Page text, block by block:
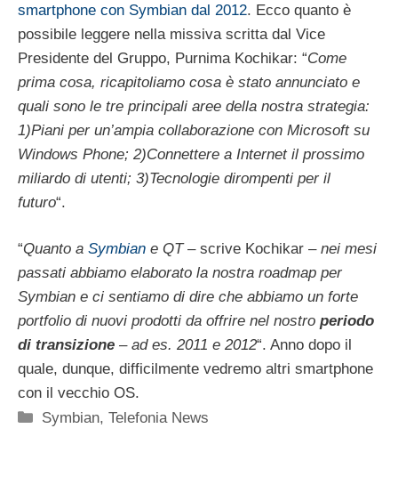
smartphone con Symbian dal 2012. Ecco quanto è
possibile leggere nella missiva scritta dal Vice
Presidente del Gruppo, Purnima Kochikar: “Come
prima cosa, ricapitoliamo cosa è stato annunciato e
quali sono le tre principali aree della nostra strategia:
1)Piani per un’ampia collaborazione con Microsoft su
Windows Phone; 2)Connettere a Internet il prossimo
miliardo di utenti; 3)Tecnologie dirompenti per il
futuro“.
“Quanto a Symbian e QT– scrive Kochikar – nei mesi
passati abbiamo elaborato la nostra roadmap per
Symbian e ci sentiamo di dire che abbiamo un forte
portfolio di nuovi prodotti da offrire nel nostro periodo
di transizione – ad es. 2011 e 2012“. Anno dopo il
quale, dunque, difficilmente vedremo altri smartphone
con il vecchio OS.
Categorie
Symbian,Telefonia News